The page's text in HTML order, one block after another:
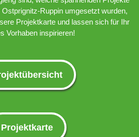
Ruppin umgesetzt wurden,
Projektkarte und lassen sich für Ihr
Vorhaben inspirieren!
Projektkarte